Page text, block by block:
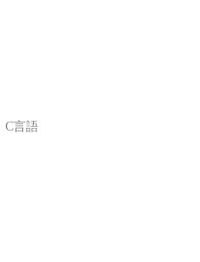
C言語